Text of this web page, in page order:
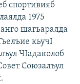
спортивияб
1975
шагьаралда
кьучI
ЧIадаколоб
Союзалъул